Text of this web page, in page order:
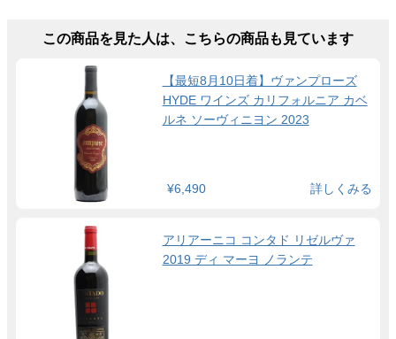
この商品を見た人は、こちらの商品も見ています
【最短8月10日着】ヴァンプローズ
HYDE ワインズ カリフォルニア カベ
ルネ ソーヴィニヨン 2023
¥6,490 詳しくみる
アリアーニコ コンタド リゼルヴァ
2019 ディ マーヨ ノランテ